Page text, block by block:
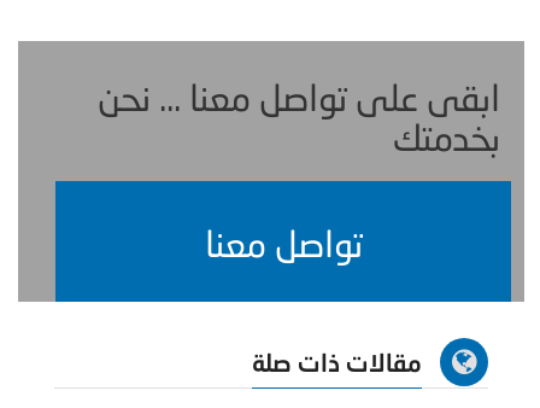
ابقى على تواصل معنا ... نحن
بخدمتك
تواصل معنا
مقالات ذات صلة